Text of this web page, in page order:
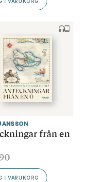
I VARUKORG
från en
I VARUKORG